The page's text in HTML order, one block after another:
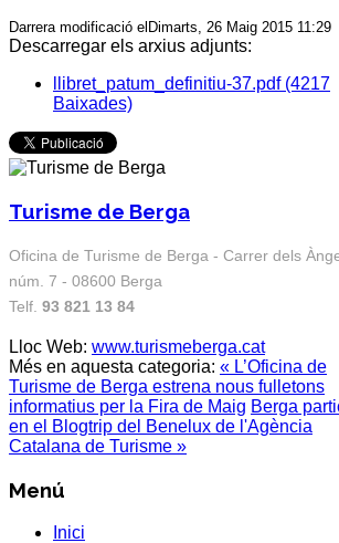
Darrera modificació elDimarts, 26 Maig 2015 11:29
Descarregar els arxius adjunts:
llibret_patum_definitiu-37.pdf (4217
Baixades)
Turisme de Berga
Oficina de Turisme de Berga - Carrer dels
núm. 7 - 08600 Berga
Telf. 93 821 13 84
Lloc Web: www.turismeberga.cat
Més en aquesta categoria: « L’Oficina de
Turisme de Berga estrena nous fulletons
informatius per la Fira de Maig Berga
en el Blogtrip del Benelux de l'Agència
Catalana de Turisme »
Menú
Inici